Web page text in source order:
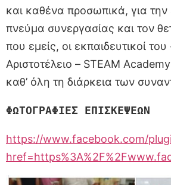
και καθένα προσωπικά, για την
πνεύμα συνεργασίας και τον
που εμείς, οι εκπαιδευτικοί
Αριστοτέλειο – STEAM
καθ’ όλη τη διάρκεια των
ΦΩΤΟΓΡΑΦΙΕΣ ΕΠΙΣΚΕΨΕΩΝ
https://www.facebook.com/